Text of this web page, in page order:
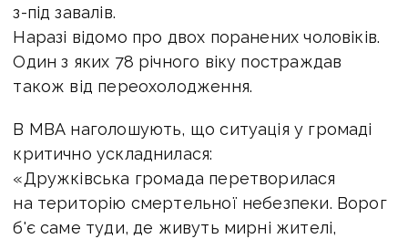
з-під завалів.
Наразі відомо про двох поранених чоловіків.
Один з яких 78 річного віку постраждав
також від переохолодження.
В МВА наголошують, що ситуація у громаді
критично ускладнилася:
«Дружківська громада перетворилася
на територію смертельної небезпеки. Ворог
б'є саме туди, де живуть мирні жителі,